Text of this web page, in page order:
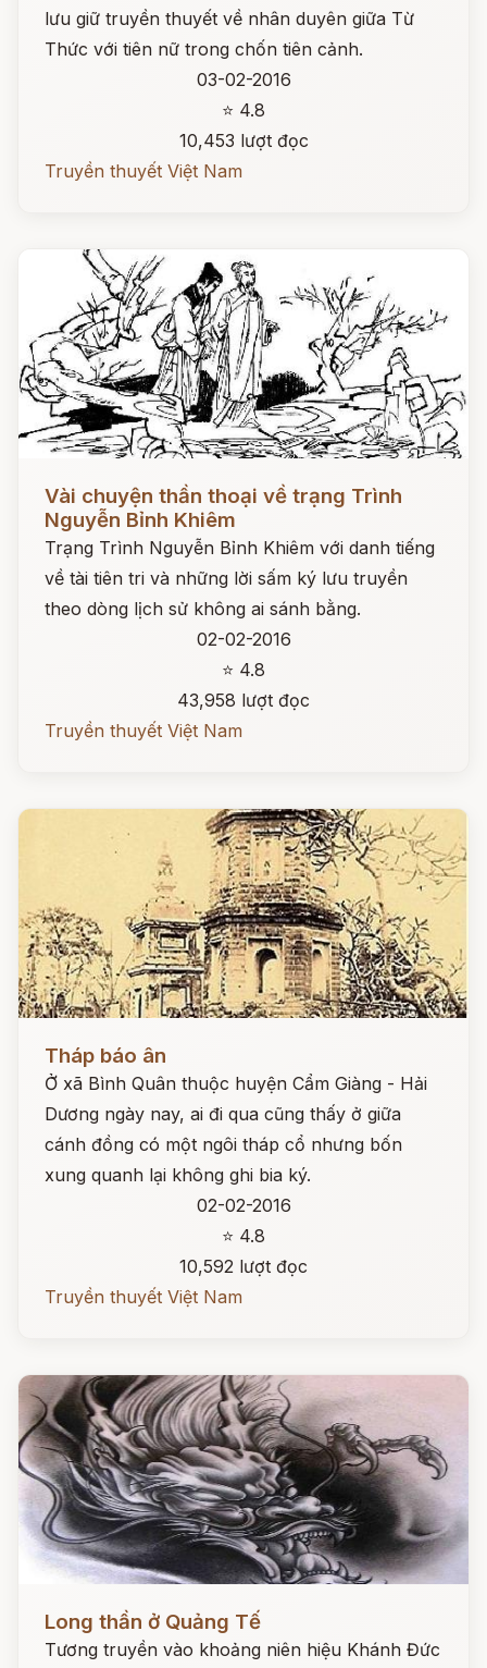
lưu giữ truyền thuyết về nhân duyên giữa Từ
Thức với tiên nữ trong chốn tiên cảnh.
03-02-2016
⭐ 4.8
10,453 lượt đọc
Truyền thuyết Việt Nam
Vài chuyện thần thoại về trạng Trình
Nguyễn Bỉnh Khiêm
Trạng Trình Nguyễn Bỉnh Khiêm với danh tiếng
về tài tiên tri và những lời sấm ký lưu truyền
theo dòng lịch sử không ai sánh bằng.
02-02-2016
⭐ 4.8
43,958 lượt đọc
Truyền thuyết Việt Nam
Tháp báo ân
Ở xã Bình Quân thuộc huyện Cẩm Giàng - Hải
Dương ngày nay, ai đi qua cũng thấy ở giữa
cánh đồng có một ngôi tháp cổ nhưng bốn
xung quanh lại không ghi bia ký.
02-02-2016
⭐ 4.8
10,592 lượt đọc
Truyền thuyết Việt Nam
Long thần ở Quảng Tế
Tương truyền vào khoảng niên hiệu Khánh Đức